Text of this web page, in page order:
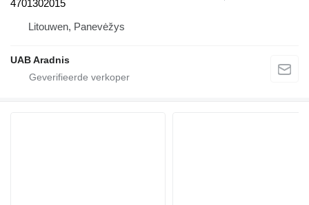
4701302015
Litouwen, Panevėžys
UAB Aradnis